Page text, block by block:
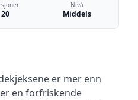
20
Nivå
Middels
er mer enn
en forfriskende